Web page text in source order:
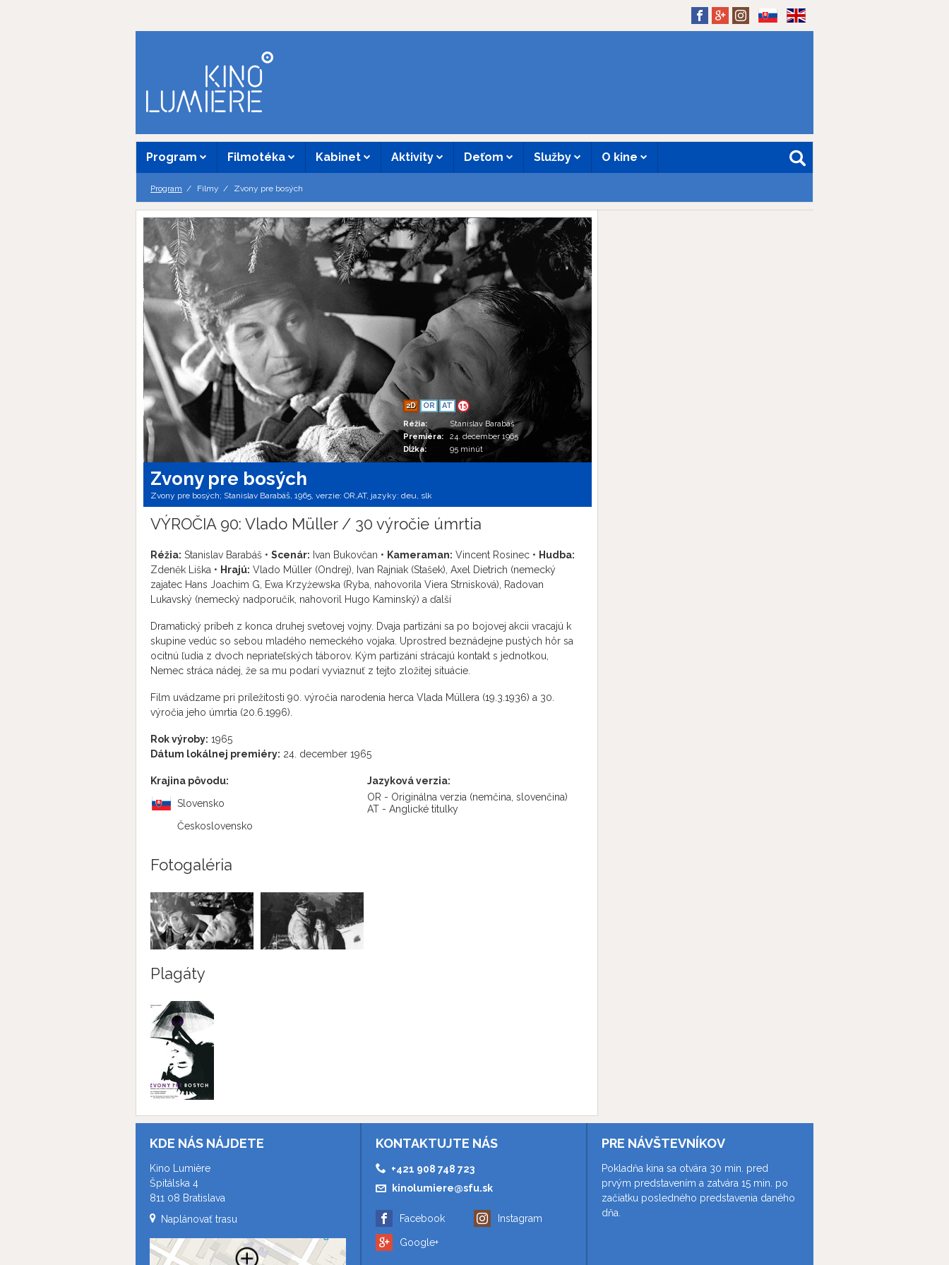
Program Filmotéka Kabinet Aktivity Deťom Služby O kine
Program Filmy Zvony pre bosých
2D OR AT 15
Réžia:
Stanislav Barabáš
Premiéra:
24. december 1965
Dĺžka:
95 minút
Zvony pre bosých
Zvony pre bosých; Stanislav Barabáš, 1965, verzie: OR,AT, jazyky: deu, slk
VÝROČIA 90: Vlado Müller / 30 výročie úmrtia
Réžia: Stanislav Barabáš • Scenár: Ivan Bukovčan • Kameraman: Vincent Rosinec • Hudba:
Zdeněk Liška • Hrajú: Vlado Müller (Ondrej), Ivan Rajniak (Stašek), Axel Dietrich (nemecký
zajatec Hans Joachim G, Ewa Krzyżewska (Ryba, nahovorila Viera Strnisková), Radovan
Lukavský (nemecký nadporučík, nahovoril Hugo Kaminský) a ďalší
Dramatický príbeh z konca druhej svetovej vojny. Dvaja partizáni sa po bojovej akcii vracajú k
skupine vedúc so sebou mladého nemeckého vojaka. Uprostred beznádejne pustých hôr sa
ocitnú ľudia z dvoch nepriateľských táborov. Kým partizáni strácajú kontakt s jednotkou,
Nemec stráca nádej, že sa mu podarí vyviaznuť z tejto zložitej situácie.
Film uvádzame pri príležitosti 90. výročia narodenia herca Vlada Müllera (19.3.1936) a 30.
výročia jeho úmrtia (20.6.1996).
Rok výroby: 1965
Dátum lokálnej premiéry: 24. december 1965
Krajina pôvodu:
Slovensko
Československo
Jazyková verzia:
OR - Originálna verzia (nemčina, slovenčina)
AT - Anglické titulky
Fotogaléria
Plagáty
KDE NÁS NÁJDETE
Kino Lumière
Špitálska 4
811 08 Bratislava
Naplánovať trasu
KONTAKTUJTE NÁS
+421 908 748 723
kinolumiere@sfu.sk
Facebook
Google+
Instagram
PRE NÁVŠTEVNÍKOV
Pokladňa kina sa otvára 30 min. pred
prvým predstavením a zatvára 15 min. po
začiatku posledného predstavenia daného
dňa.